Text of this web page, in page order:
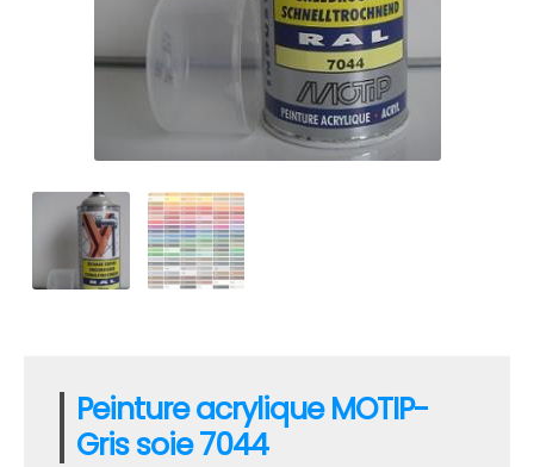
Peinture acrylique MOTIP-
Gris soie 7044